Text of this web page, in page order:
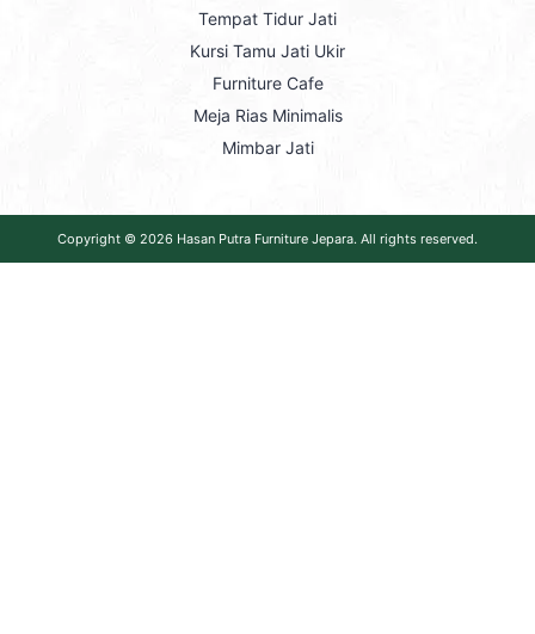
Tempat Tidur Jati
Kursi Tamu Jati Ukir
Furniture Cafe
Meja Rias Minimalis
Mimbar Jati
Copyright © 2026 Hasan Putra Furniture Jepara. All rights reserved.